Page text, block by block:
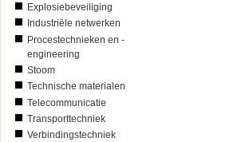
Explosiebeveiliging
Industriële netwerken
Procestechnieken en -
engineering
Stoom
Technische materialen
Telecommunicatie
Transporttechniek
Verbindingstechniek